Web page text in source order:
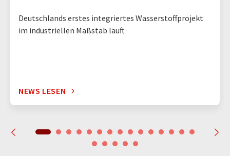
Deutschlands erstes integriertes Wasserstoffprojekt
im industriellen Maßstab läuft
NEWS LESEN